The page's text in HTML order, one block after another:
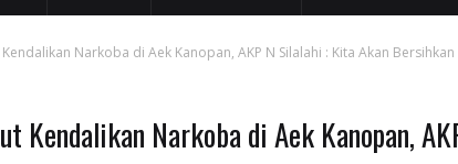
Narkoba di Aek Kanopan, AKP N Silalahi : Kita Akan Bersihkan
Kendalikan Narkoba di Aek Kanopan,